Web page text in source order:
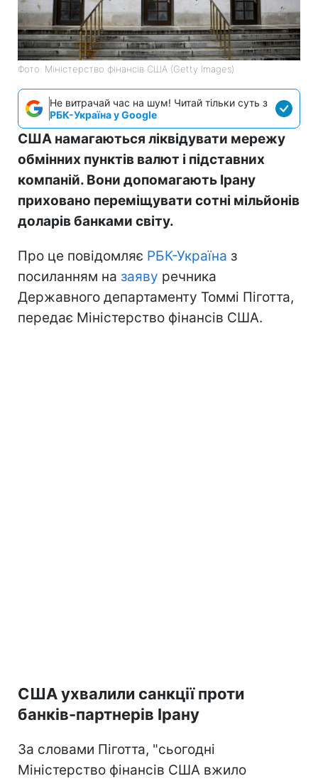
Фото: Міністерство фінансів СШA (Getty Images)
Не витрачай час на шум! Читай тільки суть з
РБК-Україна у Google
США намагаються ліквідувати мережу
обмінних пунктів валют і підставних
компаній. Вони допомагають Ірану
приховано переміщувати сотні мільйонів
доларів банками світу.
Про це повідомляє РБК-Україна з
посиланням на заяву речника
Державного департаменту Томмі Піготта,
передає Міністерство фінансів США.
США ухвалили санкції проти
банків-партнерів Ірану
За словами Піготта, "сьогодні
Міністерство фінансів США вжило